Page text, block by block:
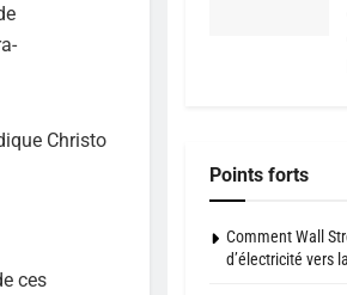
Christo
ces
Points forts
Comment Wall
d’électricité vers